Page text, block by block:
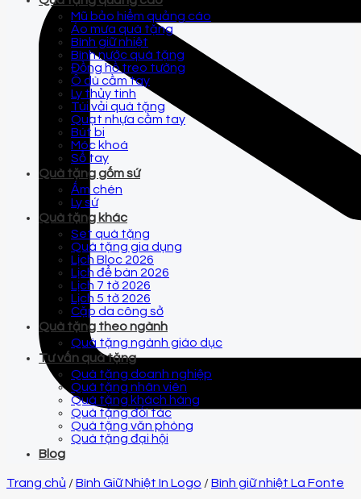
Mũ bảo hiểm quảng cáo
Áo mưa quà tặng
Bình giữ nhiệt
Bình nước quà tặng
Đồng hồ treo tường
Ô dù cầm tay
Ly thủy tinh
Túi vải quà tặng
Quạt nhựa cầm tay
Bút bi
Móc khoá
Sổ tay
Quà tặng gốm sứ
Ấm chén
Ly sứ
Quà tặng khác
Set quà tặng
Quà tặng gia dụng
Lịch Bloc 2026
Lịch để bàn 2026
Lịch 7 tờ 2026
Lịch 5 tờ 2026
Cặp da công sở
Quà tặng theo ngành
Quà tặng ngành giáo dục
Tư vấn quà tặng
Quà tặng doanh nghiệp
Quà tặng nhân viên
Quà tặng khách hàng
Quà tặng đối tác
Quà tặng văn phòng
Quà tặng đại hội
Blog
Trang chủ /Bình Giữ Nhiệt In Logo /Bình giữ nhiệt La Fonte